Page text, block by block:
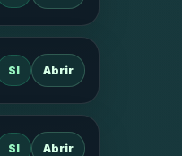
SI Abrir
SI Abrir